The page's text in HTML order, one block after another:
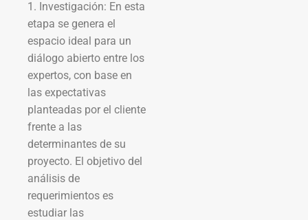
1. Investigación: En esta
etapa se genera el
espacio ideal para un
diálogo abierto entre los
expertos, con base en
las expectativas
planteadas por el cliente
frente a las
determinantes de su
proyecto. El objetivo del
análisis de
requerimientos es
estudiar las